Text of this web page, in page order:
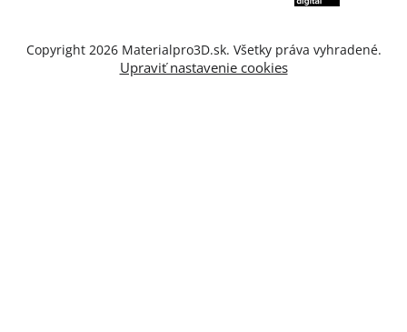
Copyright 2026 Materialpro3D.sk. Všetky práva vyhradené.
Upraviť nastavenie cookies